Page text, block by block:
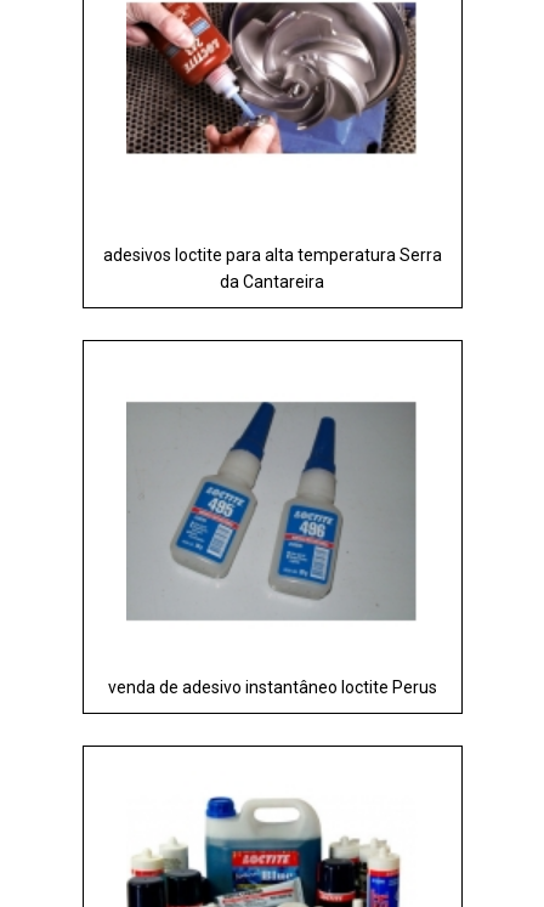
adesivos loctite para alta temperatura Serra
da Cantareira
venda de adesivo instantâneo loctite Perus